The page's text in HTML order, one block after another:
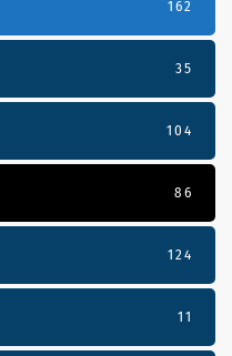
162
35
104
86
124
11